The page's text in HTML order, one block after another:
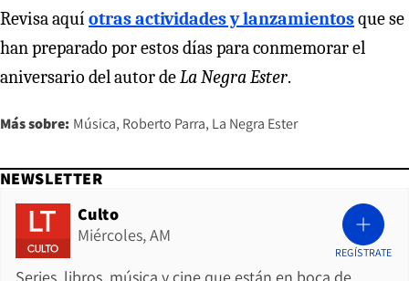
Revisa aquí otras actividades y lanzamientosque se
han preparado por estos días para conmemorar el
aniversario del autor de La Negra Ester.
Más sobre: Música Roberto Parra La Negra Ester
NEWSLETTER
Culto
Miércoles, AM
Series, libros, música y cine que están en boca de
REGÍSTRATE